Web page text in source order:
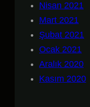
Nisan 2021
Mart 2021
Şubat 2021
Ocak 2021
Aralık 2020
Kasım 2020